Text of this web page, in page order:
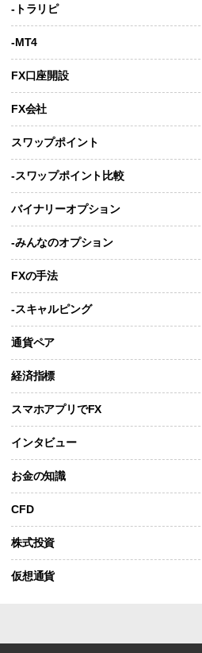
-トラリピ
-MT4
FX口座開設
FX会社
スワップポイント
-スワップポイント比較
バイナリーオプション
-みんなのオプション
FXの手法
-スキャルピング
通貨ペア
経済指標
スマホアプリでFX
インタビュー
お金の知識
CFD
株式投資
仮想通貨